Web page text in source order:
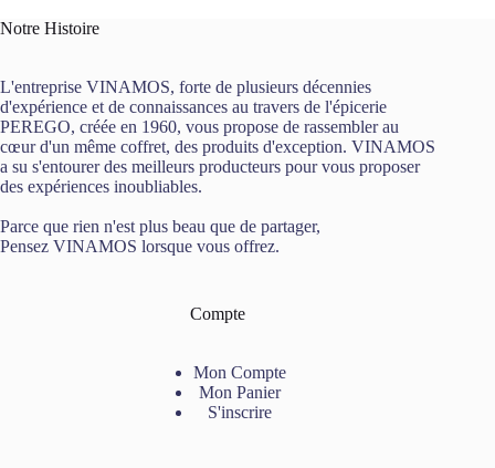
Notre Histoire
L'entreprise VINAMOS, forte de plusieurs décennies
d'expérience et de connaissances au travers de l'épicerie
PEREGO, créée en 1960, vous propose de rassembler au
cœur d'un même coffret, des produits d'exception. VINAMOS
a su s'entourer des meilleurs producteurs pour vous proposer
des expériences inoubliables.
Parce que rien n'est plus beau que de partager,
Pensez VINAMOS lorsque vous offrez.
Compte
Mon Compte
Mon Panier
S'inscrire